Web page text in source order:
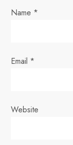
o
Name *
Email *
Website